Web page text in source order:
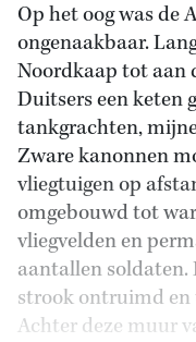
Op het oog was
ongenaakbaar.
Noordkaap tot aan
Duitsers een keten
tankgrachten,
Zware kanonnen
vliegtuigen op
omgebouwd tot
vliegvelden en
aantallen soldaten.
strook ontruimd
Achter deze muur